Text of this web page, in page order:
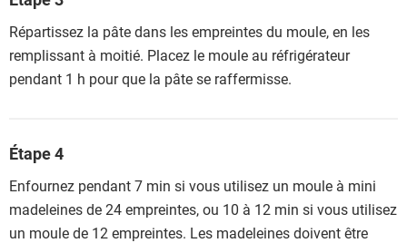
Répartissez la pâte dans les empreintes du moule, en les
remplissant à moitié. Placez le moule au réfrigérateur
pendant 1 h pour que la pâte se raffermisse.
Étape 4
Enfournez pendant 7 min si vous utilisez un moule à mini
madeleines de 24 empreintes, ou 10 à 12 min si vous utilisez
un moule de 12 empreintes. Les madeleines doivent être